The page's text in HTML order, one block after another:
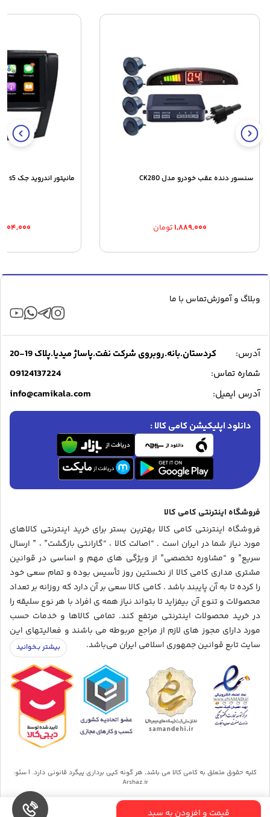
سنسور دنده عقب خودرو مدل CK280
۱,۸۸۹,۰۰۰تومان
مانیتور اندروید جک s5 اتوماتیک و دنده ای
قیمت و افزودن به سبد
وبلاگ و آموزشتماس با ما
آدرس:
کردستان.بانه.روبروی شرکت نفت.پاساژ میدیا.پلاک 19-20
شماره تماس:
09124137224
آدرس ایمیل: info@camikala.com
دانلود اپلیکیشن کامی کالا :
فروشگاه اینترنتی کامی کالا
فروشگاه اینترنتی کامی کالا بهترین بستر برای خرید اینترنتی کالاهای
مورد نیاز شما در ایران است . “اصالت کالا ، “گارانتی بازگشت” ، ” ارسال
سریع” و “مشاوره تخصصی” از ویژگی های مهم و اساسی در قوانین
مشتری مداری کامی کالا از نخستین روز تأسیس بوده و تمام سعی خود
را کرده تا به آن پایبند باشد . کامی کالا سعی بر آن دارد که روزانه بر تعداد
محصولات و تنوع آن بیفزاید تا بتواند نیاز همه ی افراد با هر نوع سلیقه را
در خرید محصولات اینترنتی مرتفع کند. تمامی کالاها و خدمات حسب
مورد دارای مجوز های لازم از مراجع مربوطه می باشند و فعالیتهای این
سایت تابع قوانین جمهوری اسلامی ایران می‌باشد.
کلیه حقوق متعلق به کامی کالا می باشد، هر گونه کپی برداری پیگرد قانونی دارد. | سئو:
Arshaz.ir